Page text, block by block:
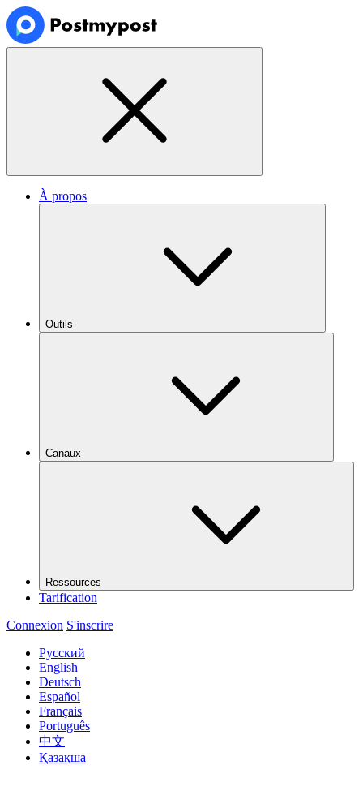
À propos
Outils
Canaux
Ressources
Tarification
Connexion S'inscrire
Русский
English
Deutsch
Español
Français
Português
中文
Қазақша